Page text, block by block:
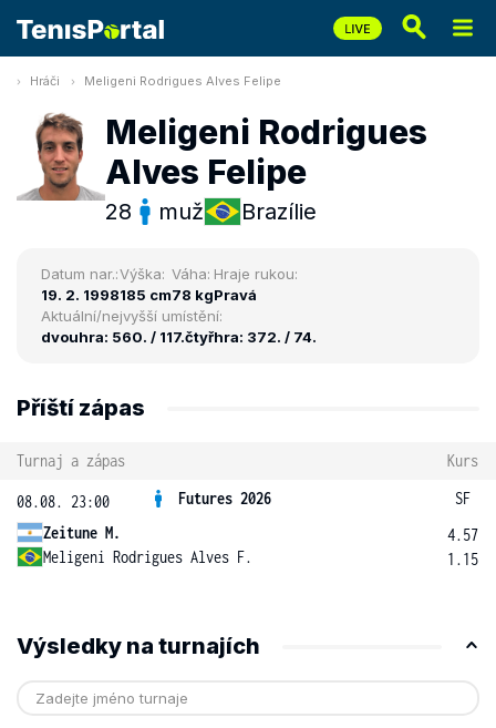
Hráči Meligeni Rodrigues Alves Felipe
Meligeni Rodrigues
Alves Felipe
28 muž Brazílie
Datum nar.:
19. 2. 1998
Výška:
185 cm
Váha:
78 kg
Hraje rukou:
Pravá
Aktuální/nejvyšší umístění:
dvouhra: 560. / 117.čtyřhra: 372. / 74.
Příští zápas
Turnaj a zápas Kurs
08.08. 23:00 Futures 2026
SF
Zeitune M.
Meligeni Rodrigues Alves F.
4.57
1.15
Výsledky na turnajích